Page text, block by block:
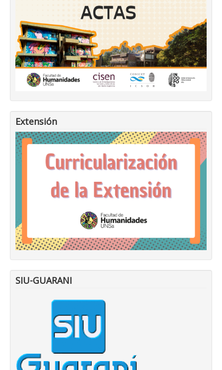
Extensión
SIU-GUARANI